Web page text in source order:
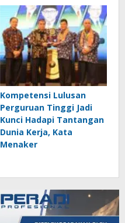
Kompetensi Lulusan
Perguruan Tinggi Jadi
Kunci Hadapi Tantangan
Dunia Kerja, Kata
Menaker